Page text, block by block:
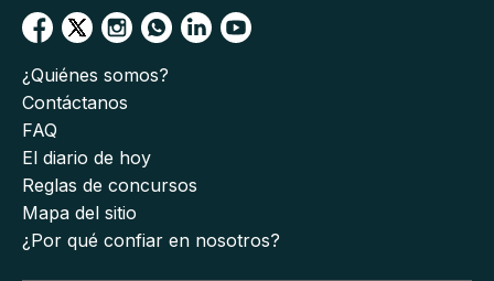
¿Quiénes somos?
Contáctanos
FAQ
El diario de hoy
Reglas de concursos
Mapa del sitio
¿Por qué confiar en nosotros?